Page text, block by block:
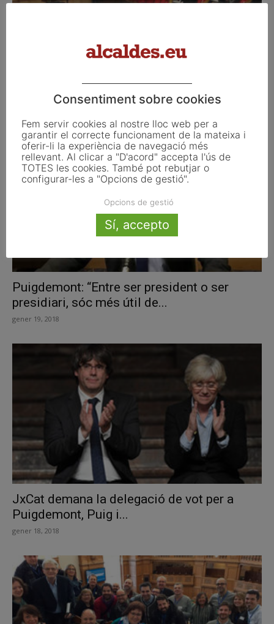
març 28, 2018
Puigdemont: “Entre ser president o ser
presidiari, sóc més útil de...
gener 19, 2018
JxCat demana la delegació de vot per a
Puigdemont, Puig i...
gener 18, 2018
Consentiment sobre cookies
Fem servir cookies al nostre lloc web per a
garantir el correcte funcionament de la mateixa i
oferir-li la experiència de navegació més
rellevant. Al clicar a "D'acord" accepta l'ús de
TOTES les cookies. També pot rebutjar o
configurar-les a "Opcions de gestió".
Opcions de gestió
Sí, accepto